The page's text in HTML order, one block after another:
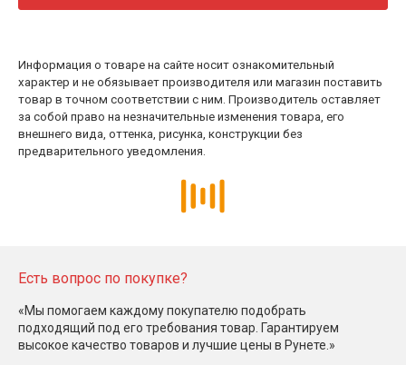
Информация о товаре на сайте носит ознакомительный
характер и не обязывает производителя или магазин поставить
товар в точном соответствии с ним. Производитель оставляет
за собой право на незначительные изменения товара, его
внешнего вида, оттенка, рисунка, конструкции без
предварительного уведомления.
Есть вопрос по покупке?
«Мы помогаем каждому покупателю подобрать
подходящий под его требования товар. Гарантируем
высокое качество товаров и лучшие цены в Рунете.»